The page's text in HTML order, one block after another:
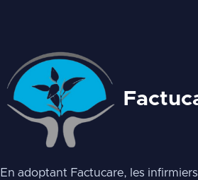
En adoptant Factucare, les